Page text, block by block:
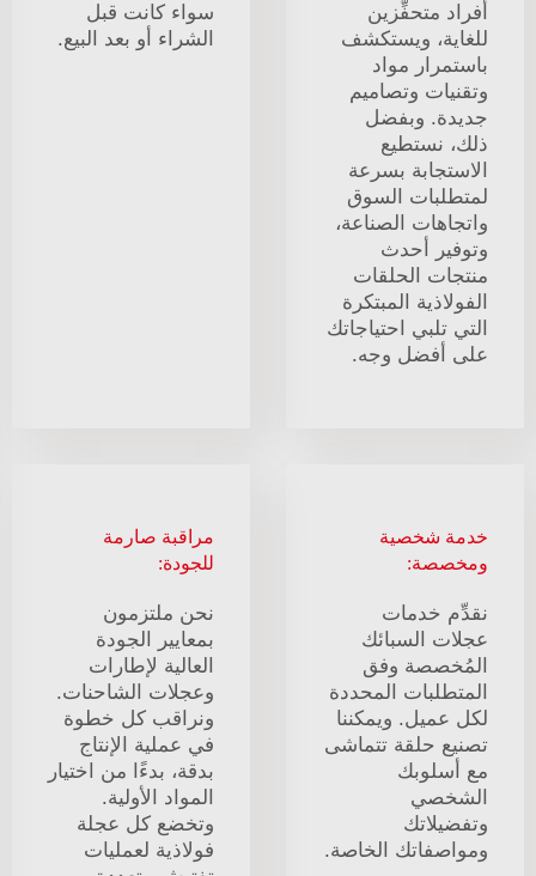
أفراد متحفِّزين
للغاية، ويستكشف
باستمرار مواد
وتقنيات وتصاميم
جديدة. وبفضل
ذلك، نستطيع
الاستجابة بسرعة
لمتطلبات السوق
واتجاهات الصناعة،
وتوفير أحدث
منتجات الحلقات
الفولاذية المبتكرة
التي تلبي احتياجاتك
على أفضل وجه.
سواء كانت قبل
الشراء أو بعد البيع.
خدمة شخصية
ومخصصة:
نقدِّم خدمات
عجلات السبائك
المُخصصة وفق
المتطلبات المحددة
لكل عميل. ويمكننا
تصنيع حلقة تتماشى
مع أسلوبك
الشخصي
وتفضيلاتك
ومواصفاتك الخاصة.
مراقبة صارمة
للجودة:
نحن ملتزمون
بمعايير الجودة
العالية لإطارات
وعجلات الشاحنات.
ونراقب كل خطوة
في عملية الإنتاج
بدقة، بدءًا من اختيار
المواد الأولية.
وتخضع كل عجلة
فولاذية لعمليات